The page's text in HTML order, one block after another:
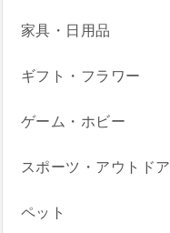
家具・日用品
ギフト・フラワー
ゲーム・ホビー
スポーツ・アウトドア
ペット